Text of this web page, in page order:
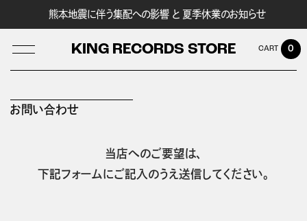
熊本地震に伴う集配への影響 と 夏季休業のお知らせ
KING RECORDS STORE 0
お問い合わせ
当店へのご要望は、
下記フォームにご記入のうえ送信してください。